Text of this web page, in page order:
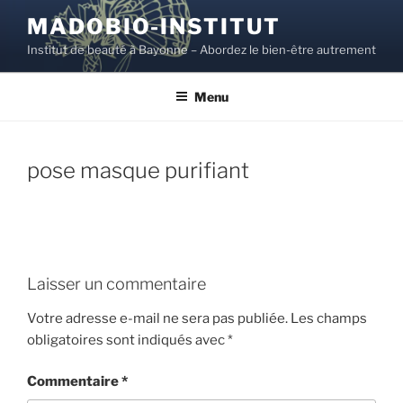
contenu
principal
MADOBIO-INSTITUT
Institut de beauté à Bayonne – Abordez le bien-être autrement
Menu
pose masque purifiant
Laisser un commentaire
Votre adresse e-mail ne sera pas publiée. Les champs
obligatoires sont indiqués avec*
Commentaire*